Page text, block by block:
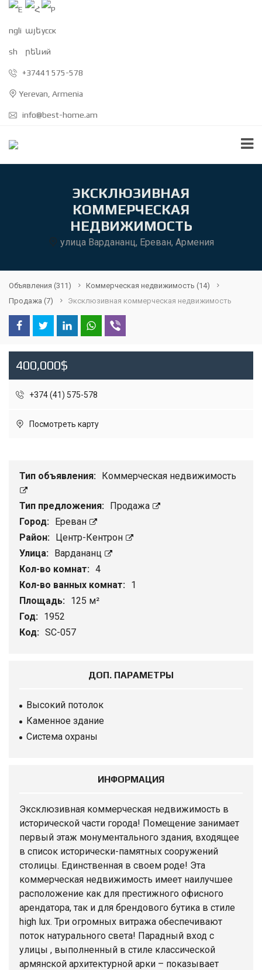
+37441 575-578
Yerevan, Armenia
info@best-home.am
ЭКСКЛЮЗИВНАЯ
КОММЕРЧЕСКАЯ
НЕДВИЖИМОСТЬ
улица Вардананц, Ереван, Армения
Объявления (311) Коммерческая недвижимость (14)
Продажа (7) Эксклюзивная коммерческая недвижимость
400,000$
+374 (41) 575-578
Посмотреть карту
Тип объявления: Коммерческая недвижимость
Тип предложения: Продажа
Город: Ереван
Район: Центр-Кентрон
Улица: Вардананц
Кол-во комнат: 4
Кол-во ванных комнат: 1
Площадь: 125 м²
Год: 1952
Код: SC-057
ДОП. ПАРАМЕТРЫ
Высокий потолок
Каменное здание
Система охраны
ИНФОРМАЦИЯ
Эксклюзивная коммерческая недвижимость в
исторической части города! Помещение занимает
первый этаж монументального здания, входящее
в список исторически-памятных сооружений
столицы. Единственная в своем роде! Эта
коммерческая недвижимость имеет наилучшее
расположение как для престижного офисного
арендатора, так и для брендового бутика в стиле
high lux. Три огромных витража обеспечивают
поток натурального света! Парадный вход с
улицы , выполненный в стиле классической
армянской архитектурной арки – показывает